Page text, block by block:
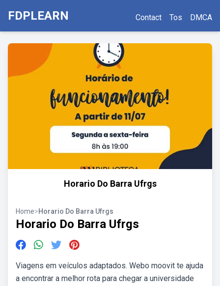
FDPLEARN Contact Tos DMCA
Horario Do Barra Ufrgs
Home>Horario Do Barra Ufrgs
Horario Do Barra Ufrgs
Viagens em veículos adaptados. Webo moovit te ajuda
a encontrar a melhor rota para chegar a universidade